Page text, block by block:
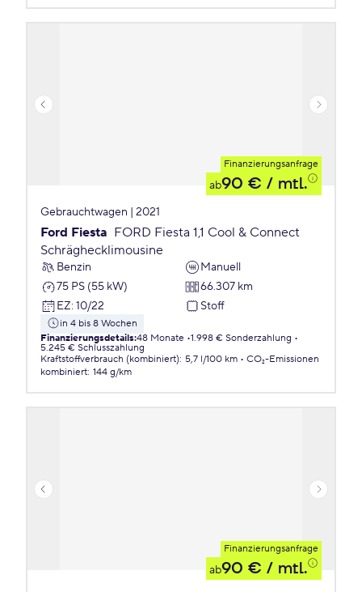
Finanzierungsanfrage
ab90 € / mtl.
Gebrauchtwagen | 2021
Ford Fiesta FORD Fiesta 1,1 Cool & Connect
Schräghecklimousine
Benzin
Manuell
75 PS (55 kW)
66.307 km
EZ: 10/22 Stoff
in 4 bis 8 Wochen
Finanzierungsdetails:48 Monate 1.998 € Sonderzahlung
5.245 € Schlusszahlung
Kraftstoffverbrauch (kombiniert): 5,7 l/100 km
CO₂-Emissionen
kombiniert: 144 g/km
Finanzierungsanfrage
ab90 € / mtl.